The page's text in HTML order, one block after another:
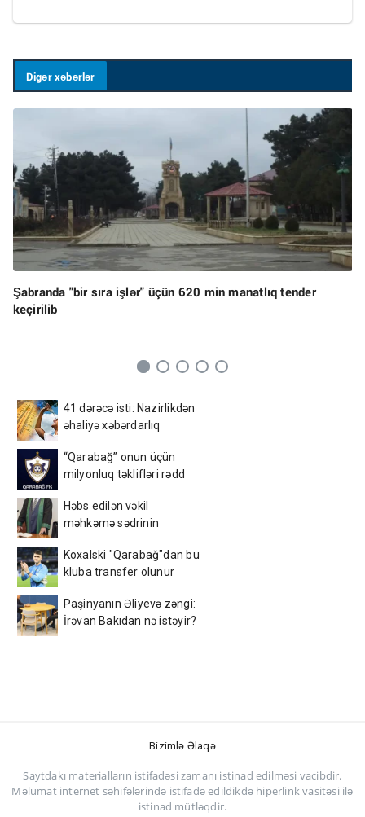
Digər xəbərlər
Şabranda "bir sıra işlər" üçün 620 min manatlıq tender
keçirilib
41 dərəcə isti: Nazirlikdən
əhaliyə xəbərdarlıq
“Qarabağ” onun üçün
milyonluq təklifləri rədd
Həbs edilən vəkil
məhkəmə sədrinin
Koxalski "Qarabağ"dan bu
kluba transfer olunur
Paşinyanın Əliyevə zəngi:
İrəvan Bakıdan nə istəyir?
Bizimlə Əlaqə
Saytdakı materialların istifadəsi zamanı istinad edilməsi vacibdir.
Məlumat internet səhifələrində istifadə edildikdə hiperlink vasitəsi ilə
istinad mütləqdir.